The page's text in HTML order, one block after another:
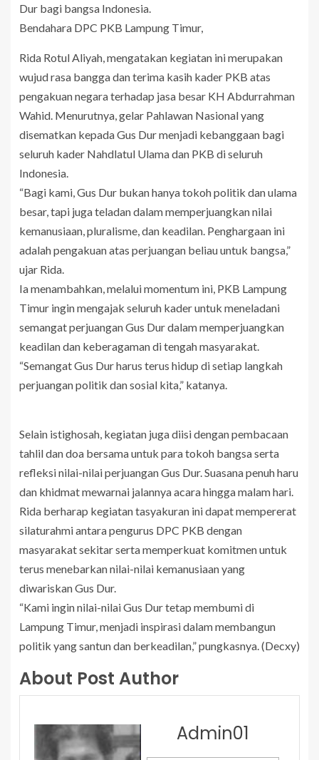
Dur bagi bangsa Indonesia.
Bendahara DPC PKB Lampung Timur,
Rida Rotul Aliyah, mengatakan kegiatan ini merupakan
wujud rasa bangga dan terima kasih kader PKB atas
pengakuan negara terhadap jasa besar KH Abdurrahman
Wahid. Menurutnya, gelar Pahlawan Nasional yang
disematkan kepada Gus Dur menjadi kebanggaan bagi
seluruh kader Nahdlatul Ulama dan PKB di seluruh
Indonesia.
“Bagi kami, Gus Dur bukan hanya tokoh politik dan ulama
besar, tapi juga teladan dalam memperjuangkan nilai
kemanusiaan, pluralisme, dan keadilan. Penghargaan ini
adalah pengakuan atas perjuangan beliau untuk bangsa,”
ujar Rida.
Ia menambahkan, melalui momentum ini, PKB Lampung
Timur ingin mengajak seluruh kader untuk meneladani
semangat perjuangan Gus Dur dalam memperjuangkan
keadilan dan keberagaman di tengah masyarakat.
“Semangat Gus Dur harus terus hidup di setiap langkah
perjuangan politik dan sosial kita,” katanya.
Selain istighosah, kegiatan juga diisi dengan pembacaan
tahlil dan doa bersama untuk para tokoh bangsa serta
refleksi nilai-nilai perjuangan Gus Dur. Suasana penuh haru
dan khidmat mewarnai jalannya acara hingga malam hari.
Rida berharap kegiatan tasyakuran ini dapat mempererat
silaturahmi antara pengurus DPC PKB dengan
masyarakat sekitar serta memperkuat komitmen untuk
terus menebarkan nilai-nilai kemanusiaan yang
diwariskan Gus Dur.
“Kami ingin nilai-nilai Gus Dur tetap membumi di
Lampung Timur, menjadi inspirasi dalam membangun
politik yang santun dan berkeadilan,” pungkasnya. (Decxy)
About Post Author
Admin01